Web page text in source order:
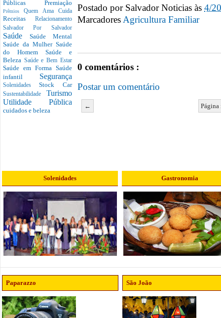
Públicas Premiação
PrêmiosQuem Ama Cuida
Receitas Relacionamento
Salvador Por Salvador
Saúde Saúde Mental
Saúde da Mulher Saúde
do Homem Saúde e
Beleza Saúde e Bem Estar
Saúde em Forma Saúde
infantil Segurança
SolenidadesStock Car
Sustentabilidade Turismo
Utilidade Pública
cuidados e beleza
Postado por Salvador Noticias às 4/
MarcadoresAgricultura Familiar
0 comentários :
Postar um comentário
←
Solenidades Gastronomia
Paparazzo São João